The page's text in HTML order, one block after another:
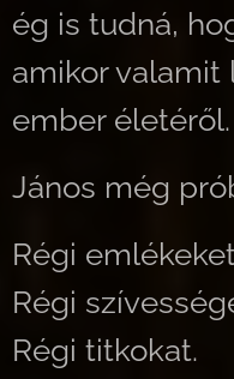
ég is tudná,
amikor valamit
ember életéről.
János még
Régi
Régi
Régi titkokat.